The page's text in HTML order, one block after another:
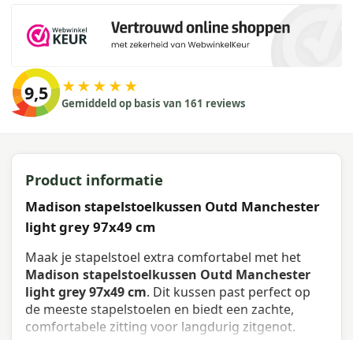
9,5 ★★★★★
Gemiddeld op basis van 161 reviews
Product informatie
Madison stapelstoelkussen Outd Manchester
light grey 97x49 cm
Maak je stapelstoel extra comfortabel met het
Madison stapelstoelkussen Outd Manchester
light grey 97x49 cm. Dit kussen past perfect op
de meeste stapelstoelen en biedt een zachte,
comfortabele zitting voor langdurig zitgenot.